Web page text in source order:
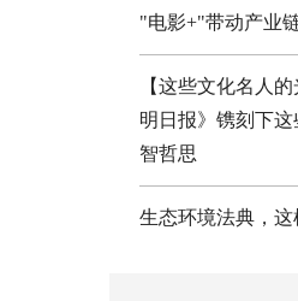
"电影+"带动产业
【这些文化名人
明日报》镌刻下
智哲思
生态环境法典，